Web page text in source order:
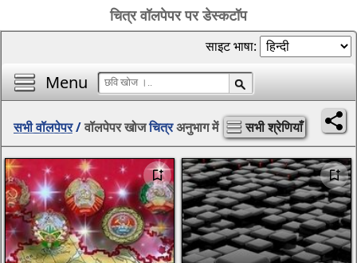
चित्र वॉलपेपर पर डेस्कटॉप
Menu
साइट भाषा:
सभी वॉलपेपर/वॉलपेपर खोजचित्रअनुभाग में सभी श्रेणियाँ